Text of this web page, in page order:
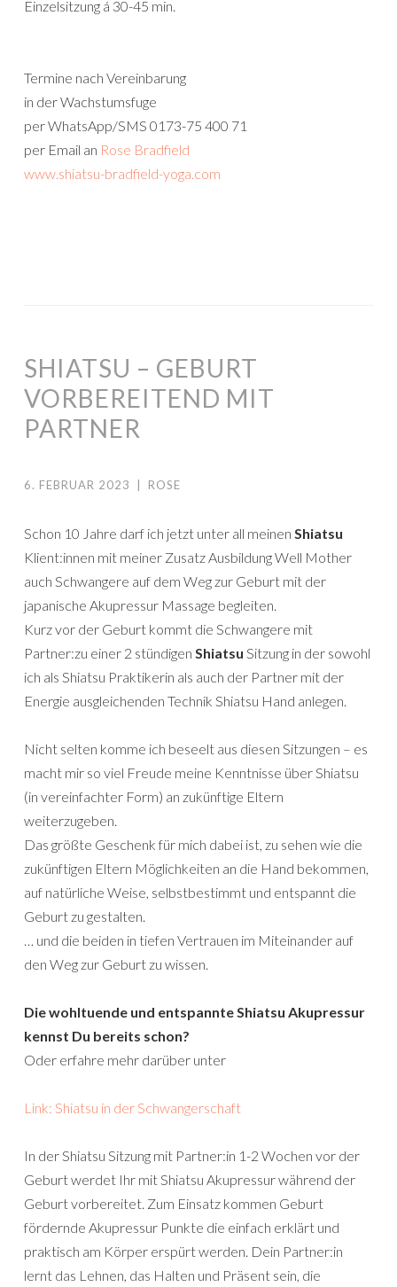
Einzelsitzung á 30-45 min.
Termine nach Vereinbarung
in der Wachstumsfuge
per WhatsApp/SMS 0173-75 400 71
per Email an Rose Bradfield
www.shiatsu-bradfield-yoga.com
SHIATSU – GEBURT
VORBEREITEND MIT
PARTNER
6. FEBRUAR 2023 ROSE
Schon 10 Jahre darf ich jetzt unter all meinen Shiatsu
Klient:innen mit meiner Zusatz Ausbildung Well Mother
auch Schwangere auf dem Weg zur Geburt mit der
japanische Akupressur Massage begleiten.
Kurz vor der Geburt kommt die Schwangere mit
Partner:zu einer 2 stündigen Shiatsu Sitzung in der sowohl
ich als Shiatsu Praktikerin als auch der Partner mit der
Energie ausgleichenden Technik Shiatsu Hand anlegen.
Nicht selten komme ich beseelt aus diesen Sitzungen – es
macht mir so viel Freude meine Kenntnisse über Shiatsu
(in vereinfachter Form) an zukünftige Eltern
weiterzugeben.
Das größte Geschenk für mich dabei ist, zu sehen wie die
zukünftigen Eltern Möglichkeiten an die Hand bekommen,
auf natürliche Weise, selbstbestimmt und entspannt die
Geburt zu gestalten.
… und die beiden in tiefen Vertrauen im Miteinander auf
den Weg zur Geburt zu wissen.
Die wohltuende und entspannte Shiatsu Akupressur
kennst Du bereits schon?
Oder erfahre mehr darüber unter
Link: Shiatsu in der Schwangerschaft
In der Shiatsu Sitzung mit Partner:in 1-2 Wochen vor der
Geburt werdet Ihr mit Shiatsu Akupressur während der
Geburt vorbereitet. Zum Einsatz kommen Geburt
fördernde Akupressur Punkte die einfach erklärt und
praktisch am Körper erspürt werden. Dein Partner:in
lernt das Lehnen, das Halten und Präsent sein, die